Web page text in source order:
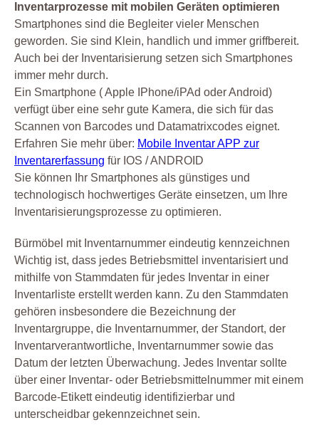
Inventarprozesse mit mobilen Geräten optimieren
Smartphones sind die Begleiter vieler Menschen
geworden. Sie sind Klein, handlich und immer griffbereit.
Auch bei der Inventarisierung setzen sich Smartphones
immer mehr durch.
Ein Smartphone ( Apple IPhone/iPAd oder Android)
verfügt über eine sehr gute Kamera, die sich für das
Scannen von Barcodes und Datamatrixcodes eignet.
Erfahren Sie mehr über: Mobile Inventar APP zur
Inventarerfassung für IOS / ANDROID
Sie können Ihr Smartphones als günstiges und
technologisch hochwertiges Geräte einsetzen, um Ihre
Inventarisierungsprozesse zu optimieren.
Bürmöbel mit Inventarnummer eindeutig kennzeichnen
Wichtig ist, dass jedes Betriebsmittel inventarisiert und
mithilfe von Stammdaten für jedes Inventar in einer
Inventarliste erstellt werden kann. Zu den Stammdaten
gehören insbesondere die Bezeichnung der
Inventargruppe, die Inventarnummer, der Standort, der
Inventarverantwortliche, Inventarnummer sowie das
Datum der letzten Überwachung. Jedes Inventar sollte
über einer Inventar- oder Betriebsmittelnummer mit einem
Barcode-Etikett eindeutig identifizierbar und
unterscheidbar gekennzeichnet sein.